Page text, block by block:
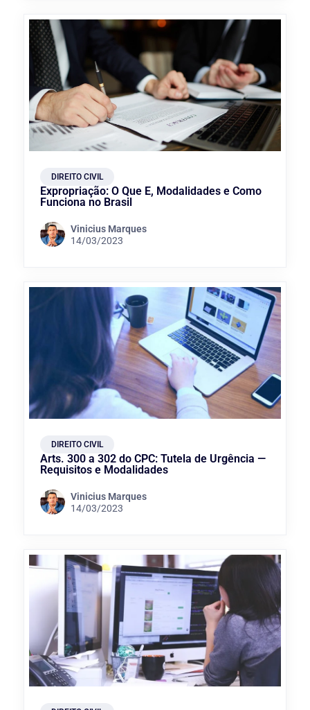
DIREITO CIVIL
Expropriação: O Que É, Modalidades e Como
Funciona no Brasil
Vinicius Marques
14/03/2023
DIREITO CIVIL
Arts. 300 a 302 do CPC: Tutela de Urgência —
Requisitos e Modalidades
Vinicius Marques
14/03/2023